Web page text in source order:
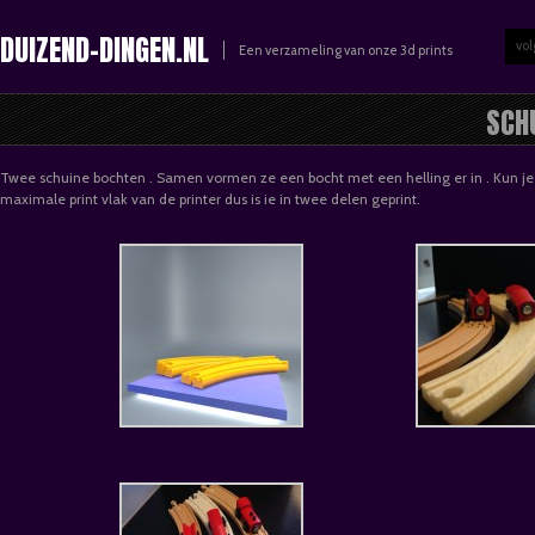
DUIZEND-DINGEN.NL Een verzameling van onze 3d prints
Twee schuine bochten . Samen vormen ze een bocht met een helling er in . Kun
maximale print vlak van de printer dus is ie in twee delen geprint.